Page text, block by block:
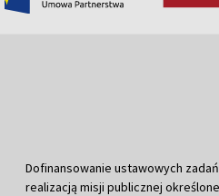
Dofinansowanie ustawowych
realizacją misji publicznej